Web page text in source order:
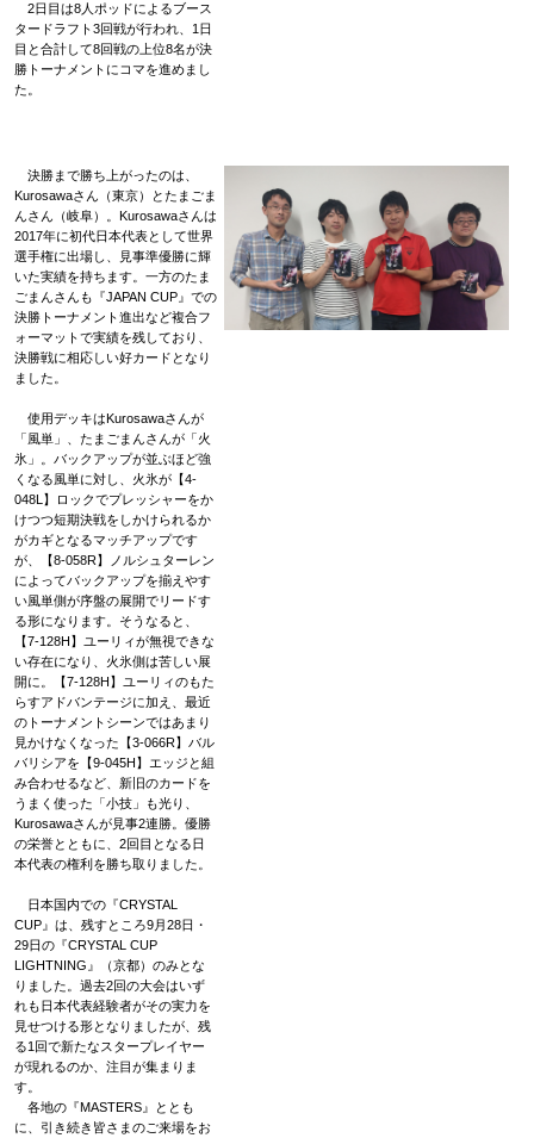
2日目は8人ポッドによるブース
タードラフト3回戦が行われ、1日
目と合計して8回戦の上位8名が決
勝トーナメントにコマを進めまし
た。
決勝まで勝ち上がったのは、
Kurosawaさん（東京）とたまごま
んさん（岐阜）。Kurosawaさんは
2017年に初代日本代表として世界
選手権に出場し、見事準優勝に輝
いた実績を持ちます。一方のたま
ごまんさんも『JAPAN CUP』での
決勝トーナメント進出など複合フ
ォーマットで実績を残しており、
決勝戦に相応しい好カードとなり
ました。
使用デッキはKurosawaさんが
「風単」、たまごまんさんが「火
氷」。バックアップが並ぶほど強
くなる風単に対し、火氷が【4-
048L】ロックでプレッシャーをか
けつつ短期決戦をしかけられるか
がカギとなるマッチアップです
が、【8-058R】ノルシュターレン
によってバックアップを揃えやす
い風単側が序盤の展開でリードす
る形になります。そうなると、
【7-128H】ユーリィが無視できな
い存在になり、火氷側は苦しい展
開に。【7-128H】ユーリィのもた
らすアドバンテージに加え、最近
のトーナメントシーンではあまり
見かけなくなった【3-066R】バル
バリシアを【9-045H】エッジと組
み合わせるなど、新旧のカードを
うまく使った「小技」も光り、
Kurosawaさんが見事2連勝。優勝
の栄誉とともに、2回目となる日
本代表の権利を勝ち取りました。
日本国内での『CRYSTAL
CUP』は、残すところ9月28日・
29日の『CRYSTAL CUP
LIGHTNING』（京都）のみとな
りました。過去2回の大会はいず
れも日本代表経験者がその実力を
見せつける形となりましたが、残
る1回で新たなスタープレイヤー
が現れるのか、注目が集まりま
す。
各地の『MASTERS』ととも
に、引き続き皆さまのご来場をお